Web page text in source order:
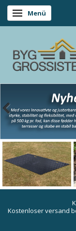
Anzeige ändern
Menü
Kostenloser versand